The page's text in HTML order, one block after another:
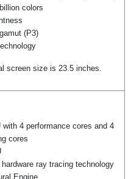
colors
(P3)
screen size is 23.5 inches.
with 4 performance cores and 4
cores
hardware ray tracing technology
Engine